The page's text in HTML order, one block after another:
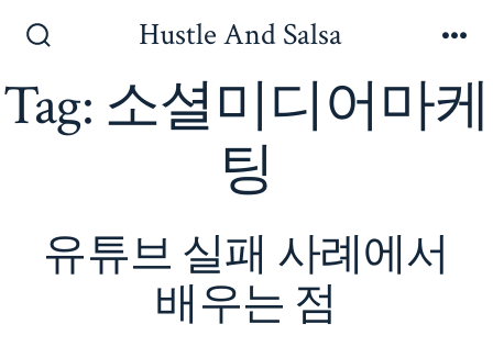
contentToggle
Hustle And Salsa
Tag: 소셜미디어마케
팅
유튜브 실패 사례에서
배우는 점